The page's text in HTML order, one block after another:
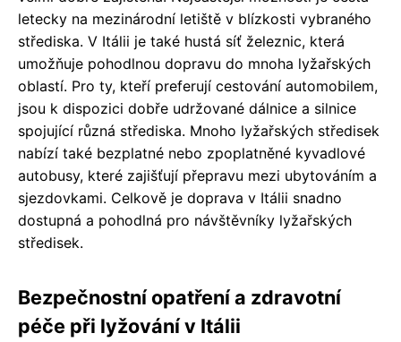
letecky na mezinárodní letiště v blízkosti vybraného
střediska. V Itálii je také hustá síť železnic, která
umožňuje pohodlnou dopravu do mnoha lyžařských
oblastí. Pro ty, kteří preferují cestování automobilem,
jsou k dispozici dobře udržované dálnice a silnice
spojující různá střediska. Mnoho lyžařských středisek
nabízí také bezplatné nebo zpoplatněné kyvadlové
autobusy, které zajišťují přepravu mezi ubytováním a
sjezdovkami. Celkově je doprava v Itálii snadno
dostupná a pohodlná pro návštěvníky lyžařských
středisek.
Bezpečnostní opatření a zdravotní
péče při lyžování v Itálii